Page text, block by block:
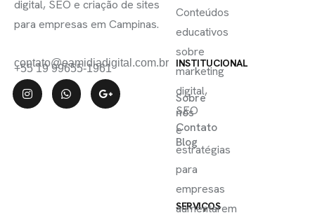
digital, SEO e criação de sites
para empresas em Campinas.
contato@eamidiadigital.com.br
+55 19 99655-1961 INSTITUCIONAL
Sobre
nós
Contato
Blog
SERVIÇOS
Conteúdos
educativos
sobre
marketing
digital,
SEO
e
estratégias
para
empresas
aumentarem